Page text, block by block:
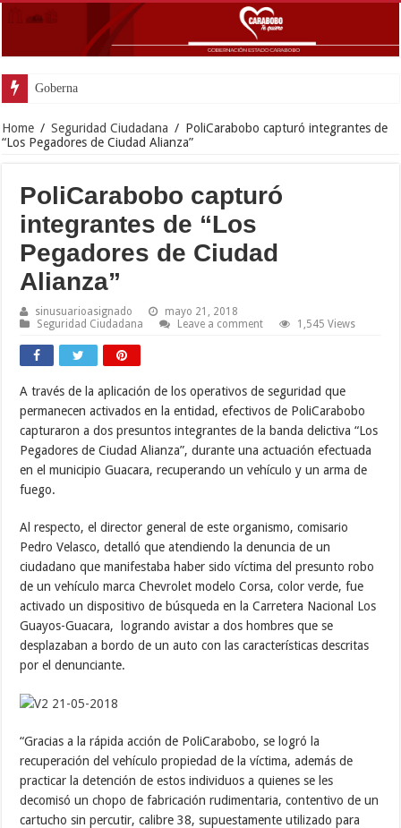
Gobernador Lacava y alcaldesa Riera super
Home / Seguridad Ciudadana / PoliCarabobo capturó integrantes de
“Los Pegadores de Ciudad Alianza”
PoliCarabobo capturó
integrantes de “Los
Pegadores de Ciudad
Alianza”
sinusuarioasignado
mayo 21, 2018
Seguridad Ciudadana
Leave a comment 1,545 Views
A través de la aplicación de los operativos de seguridad que
permanecen activados en la entidad, efectivos de PoliCarabobo
capturaron a dos presuntos integrantes de la banda delictiva “Los
Pegadores de Ciudad Alianza”, durante una actuación efectuada
en el municipio Guacara, recuperando un vehículo y un arma de
fuego.
Al respecto, el director general de este organismo, comisario
Pedro Velasco, detalló que atendiendo la denuncia de un
ciudadano que manifestaba haber sido víctima del presunto robo
de un vehículo marca Chevrolet modelo Corsa, color verde, fue
activado un dispositivo de búsqueda en la Carretera Nacional Los
Guayos-Guacara, logrando avistar a dos hombres que se
desplazaban a bordo de un auto con las características descritas
por el denunciante.
“Gracias a la rápida acción de PoliCarabobo, se logró la
recuperación del vehículo propiedad de la víctima, además de
practicar la detención de estos individuos a quienes se les
decomisó un chopo de fabricación rudimentaria, contentivo de un
cartucho sin percutir, calibre 38, supuestamente utilizado para